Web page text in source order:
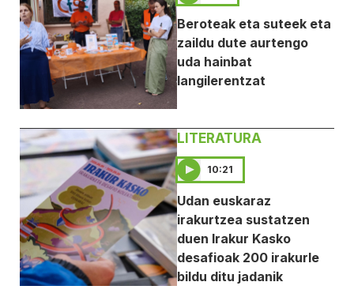
Beroteak eta suteek eta
zaildu dute aurtengo
uda hainbat
langilerentzat
LITERATURA
10:21
Udan euskaraz
irakurtzea sustatzen
duen Irakur Kasko
desafioak 200 irakurle
bildu ditu jadanik